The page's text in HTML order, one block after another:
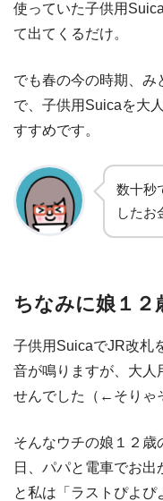
使っていた子供用
て出てくるだけ。
でも春の今の時期、
で、子供用Suicaを大
すすめです。
数十秒
したお
ちなみに娘１２
子供用SuicaでJR改札
音が鳴りますが、大人
せんでした（←そりゃ
そんなウチの娘１２歳
日、パパと電車でお
と私は「ラストぴよぴ